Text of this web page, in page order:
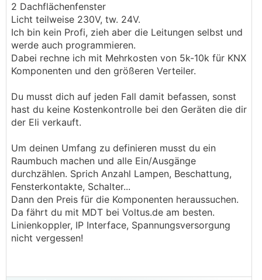
2 Dachflächenfenster
Licht teilweise 230V, tw. 24V.
Ich bin kein Profi, zieh aber die Leitungen selbst und
werde auch programmieren.
Dabei rechne ich mit Mehrkosten von 5k-10k für KNX
Komponenten und den größeren Verteiler.
Du musst dich auf jeden Fall damit befassen, sonst
hast du keine Kostenkontrolle bei den Geräten die dir
der Eli verkauft.
Um deinen Umfang zu definieren musst du ein
Raumbuch machen und alle Ein/Ausgänge
durchzählen. Sprich Anzahl Lampen, Beschattung,
Fensterkontakte, Schalter...
Dann den Preis für die Komponenten heraussuchen.
Da fährt du mit MDT bei Voltus.de am besten.
Linienkoppler, IP Interface, Spannungsversorgung
nicht vergessen!